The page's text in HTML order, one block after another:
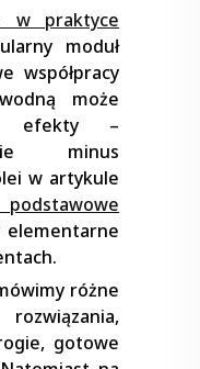
w praktyce
moduł
współpracy
może
efekty –
minus
w artykule
elementarne
różne
gotowe